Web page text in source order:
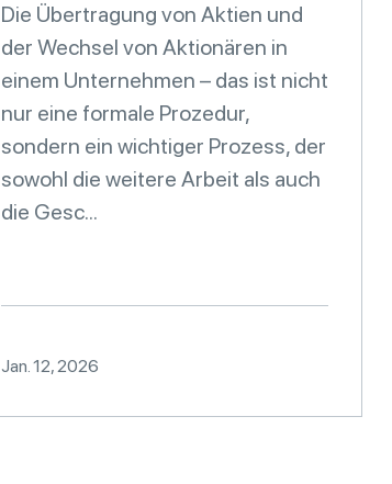
Die Übertragung von Aktien und
der Wechsel von Aktionären in
einem Unternehmen – das ist nicht
nur eine formale Prozedur,
sondern ein wichtiger Prozess, der
sowohl die weitere Arbeit als auch
die Gesc...
Jan. 12, 2026